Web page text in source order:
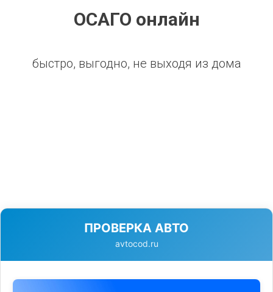
ОСАГО онлайн
быстро, выгодно, не выходя из дома
ПРОВЕРКА АВТО
avtocod.ru